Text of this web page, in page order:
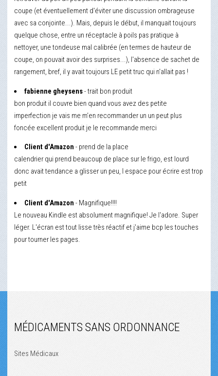
coupe (et éventuellement d'éviter une discussion ombrageuse
avec sa conjointe...). Mais, depuis le début, il manquait toujours
quelque chose, entre un réceptacle à poils pas pratique à
nettoyer, une tondeuse mal calibrée (en termes de hauteur de
coupe, on pouvait avoir des surprises...), l'absence de sachet de
rangement, bref, il y avait toujours LE petit truc qui n'allait pas !
fabienne gheysens- trait bon produit
bon produit il couvre bien quand vous avez des petite
imperfection je vais me m’en recommander un un peut plus
foncée excellent produit je le recommande merci
Client d'Amazon - prend de la place
calendrier qui prend beaucoup de place sur le frigo, est lourd
donc avait tendance a glisser un peu, l espace pour écrire est trop
petit
Client d'Amazon - Magnifique!!!!
Le nouveau Kindle est absolument magnifique! Je l'adore. Super
léger. L'écran est tout lisse très réactif et j'aime bcp les touches
pour tourner les pages.
MÉDICAMENTS SANS ORDONNANCE
Sites Médicaux